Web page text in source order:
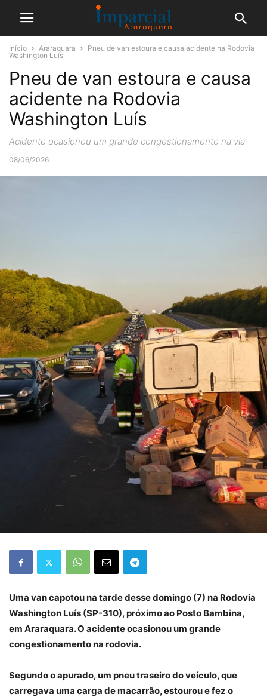
Início Araraquara
Pneu de van estoura e causa acidente na Rodovia
Washington Luís
Pneu de van estoura e causa
acidente na Rodovia
Washington Luís
Acidente ocasionou um grande congestionamento na via
08/06/2026
Uma van capotou na tarde desse domingo (7) na Rodovia
Washington Luís (SP-310), próximo ao Posto Bambina,
em Araraquara. O acidente ocasionou um grande
congestionamento na rodovia.
Segundo o apurado, um pneu traseiro do veículo, que
carregava uma carga de macarrão, estourou e fez o